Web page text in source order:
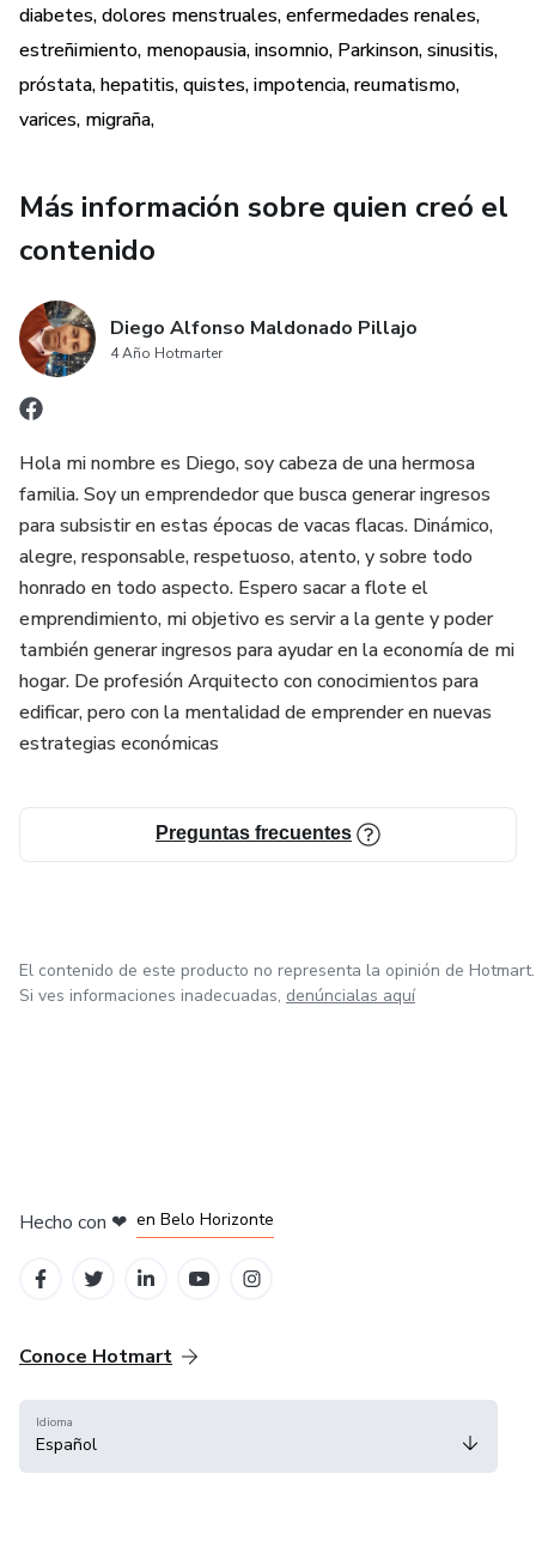
diabetes, dolores menstruales, enfermedades renales,
estreñimiento, menopausia, insomnio, Parkinson, sinusitis,
próstata, hepatitis, quistes, impotencia, reumatismo,
varices, migraña,
Más información sobre quien creó el
contenido
Diego Alfonso Maldonado Pillajo
4 Año Hotmarter
Hola mi nombre es Diego, soy cabeza de una hermosa
familia. Soy un emprendedor que busca generar ingresos
para subsistir en estas épocas de vacas flacas. Dinámico,
alegre, responsable, respetuoso, atento, y sobre todo
honrado en todo aspecto. Espero sacar a flote el
emprendimiento, mi objetivo es servir a la gente y poder
también generar ingresos para ayudar en la economía de mi
hogar. De profesión Arquitecto con conocimientos para
edificar, pero con la mentalidad de emprender en nuevas
estrategias económicas
Preguntas frecuentes
El contenido de este producto no representa la opinión de Hotmart.
Si ves informaciones inadecuadas, denúncialas aquí
Hecho con ❤ en Belo Horizonte
Conoce Hotmart
Idioma
Español